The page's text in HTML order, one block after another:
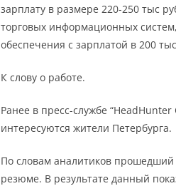
зарплату в размере 220-250 тыс
торговых информационных
обеспечения с зарплатой в 200
К слову о работе.
Ранее в пресс-службе
интересуются жители Петербурга.
По словам аналитиков прошедший
резюме. В результате данный